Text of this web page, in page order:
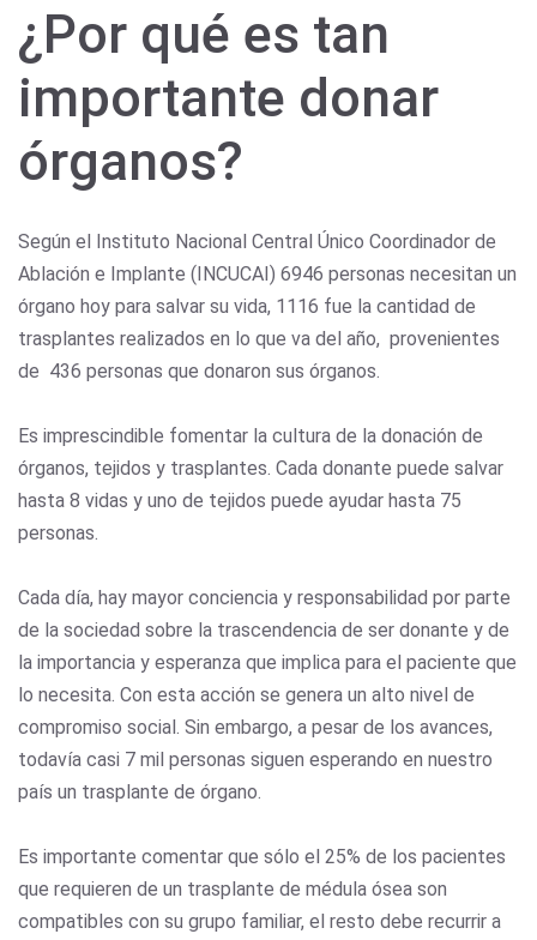
¿Por qué es tan
importante donar
órganos?
Según el Instituto Nacional Central Único Coordinador de
Ablación e Implante (INCUCAI) 6946 personas necesitan un
órgano hoy para salvar su vida, 1116 fue la cantidad de
trasplantes realizados en lo que va del año, provenientes
de 436 personas que donaron sus órganos.
Es imprescindible fomentar la cultura de la donación de
órganos, tejidos y trasplantes. Cada donante puede salvar
hasta 8 vidas y uno de tejidos puede ayudar hasta 75
personas.
Cada día, hay mayor conciencia y responsabilidad por parte
de la sociedad sobre la trascendencia de ser donante y de
la importancia y esperanza que implica para el paciente que
lo necesita. Con esta acción se genera un alto nivel de
compromiso social. Sin embargo, a pesar de los avances,
todavía casi 7 mil personas siguen esperando en nuestro
país un trasplante de órgano.
Es importante comentar que sólo el 25% de los pacientes
que requieren de un trasplante de médula ósea son
compatibles con su grupo familiar, el resto debe recurrir a